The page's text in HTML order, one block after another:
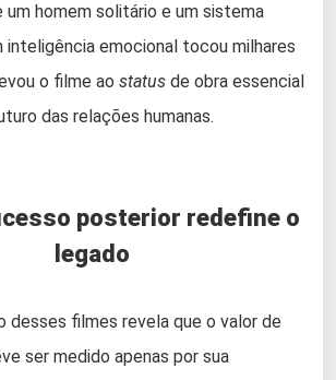
um homem solitário e um sistema
inteligência emocional tocou milhares
o filme ao status de obra essencial
das relações humanas.
posterior redefine o
legado
desses filmes revela que o valor de
ser medido apenas por sua